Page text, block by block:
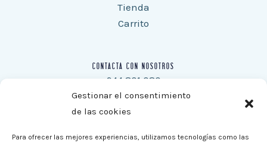
Gestionar el consentimiento
de las cookies
Para ofrecer las mejores experiencias, utilizamos tecnologías como las
Tienda
Carrito
CONTACTA CON NOSOTROS
944 801 080
Móvil: 670 38 78 64
Fax: 944 805 292